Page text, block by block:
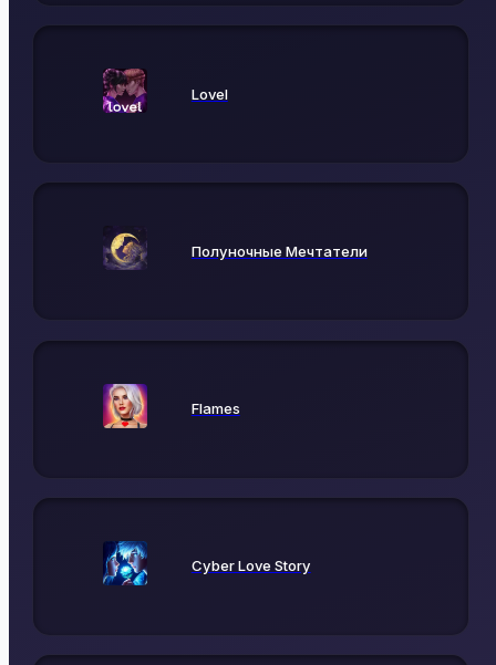
Lovel
Полуночные Мечтатели
Flames
Cyber Love Story